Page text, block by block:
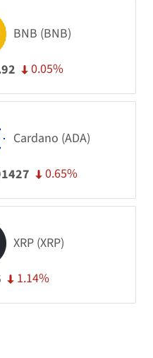
BNB (BNB)
0.05%
Cardano (ADA)
0.65%
XRP (XRP)
1.14%